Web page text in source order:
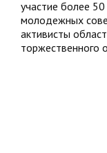
участие более
молодежных
активисты
торжественного